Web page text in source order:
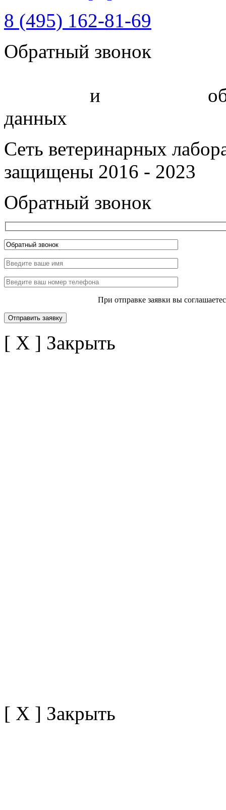
8 (495) 162-81-69
Обратный звонок
и
данных
Сеть ветеринарных
защищены 2016 - 2023
Обратный звонок
При отправке заявки вы
[ X ] Закрыть
[ X ] Закрыть